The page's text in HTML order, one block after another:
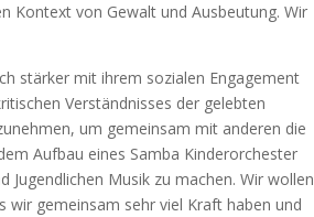
Kontext von Gewalt und Ausbeutung. Wir
stärker mit ihrem sozialen Engagement
Verständnisses der gelebten
um gemeinsam mit anderen die
Aufbau eines Samba Kinderorchester
Jugendlichen Musik zu machen. Wir wollen
wir gemeinsam sehr viel Kraft haben und